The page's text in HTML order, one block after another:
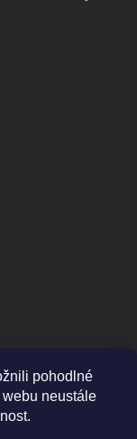
pohodlné
neustále